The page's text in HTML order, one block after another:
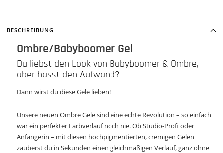
BESCHREIBUNG
Ombre/Babyboomer Gel
Du liebst den Look von Babyboomer & Ombre,
aber hasst den Aufwand?
Dann wirst du diese Gele lieben!
Unsere neuen Ombre Gele sind eine echte Revolution – so einfach
war ein perfekter Farbverlauf noch nie. Ob Studio-Profi oder
Anfängerin – mit diesen hochpigmentierten, cremigen Gelen
zauberst du in Sekunden einen gleichmäßigen Verlauf, ganz ohne